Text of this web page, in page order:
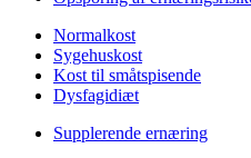
Normalkost
Sygehuskost
Kost til småtspisende
Dysfagidiæt
Supplerende ernæring